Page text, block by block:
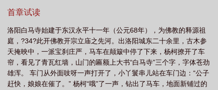
乱臣 乱世太平网易云 太平和尚乱世道 电视剧乱世香港主题曲太平山下不太
平 太平天下不太平乱世风云乱世情是什么歌 乱世太平歌词 太平乱世
by 太平天下不太平乱世风云乱世情 太平什么乱世黄金 太平盛世什么意
思 乱世太平王 麒麟可可
活？如何在白痴帝、母老虎、藩王、世家大族之间渡过一次次劫
看到一个花样百出、波澜壮阔、起伏跌宕且不一样的历史故事！
首章试读
洛阳白马寺始建于东汉永平十一年（公元68年），为佛教的释源祖
庭，?34?此开佛教开宗立庙之先河。出洛阳城东二十余里，古木参
天掩映中，一派宝刹庄严，马车在颠簸中停了下来，杨柯撩开了车
帘，看见了青瓦红墙，山门的匾额上大书“白马寺”三个字，字体苍劲
雄浑。 车门从外面吱呀一声打开了，小丫鬟串儿站在车门边：“公子
赶快，娘娘在催了。” 杨柯“哦”了一声，钻出了马车，地面新铺过的